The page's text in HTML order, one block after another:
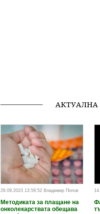
АКТУАЛНА
29.09.2023 13:59:52 Владимир Попов
Методиката за плащане на
онколекарствата обещава